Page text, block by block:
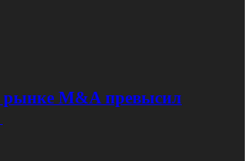
рынке M&A превысил